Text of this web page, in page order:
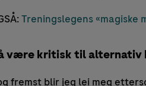
Treningslegens «magiske
være kritisk til alternativ
fremst blir jeg lei meg